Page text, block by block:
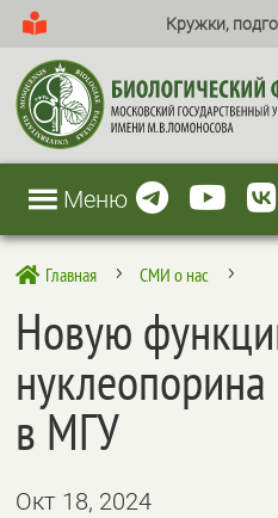
Кружки,
Меню
 Главная 5 СМИ о нас 5
Новую
в МГУ
Окт 18, 2024